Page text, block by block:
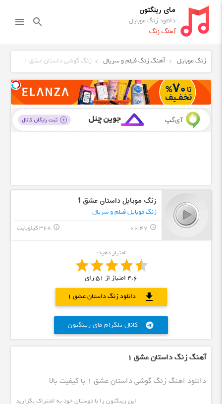
مای رینگتون
دانلود زنگ موبایل
آهنگ زنگ
search
menu
زنگ موبایل آهنگ زنگ فیلم و سریال زنگ گوشی داستان عشق 1
زنگ موبایل داستان عشق 1
زنگ موبایل فیلم و سریال
query_builder
00:47 368 کیلوبایت info_outline
امتیاز دهید:
4.6 امتیاز از 51رای
دانلود زنگ داستان عشق 1
download
کانال تلگرام مای رینگتون telegram
آهنگ زنگ داستان عشق 1
دانلود اهنگ زنگ گوشی داستان عشق 1 با کیفیت بالا
این رینگتون را با دوستان خود به اشتراک بگزارید